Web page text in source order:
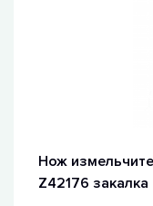
Нож
Z42176 закалка